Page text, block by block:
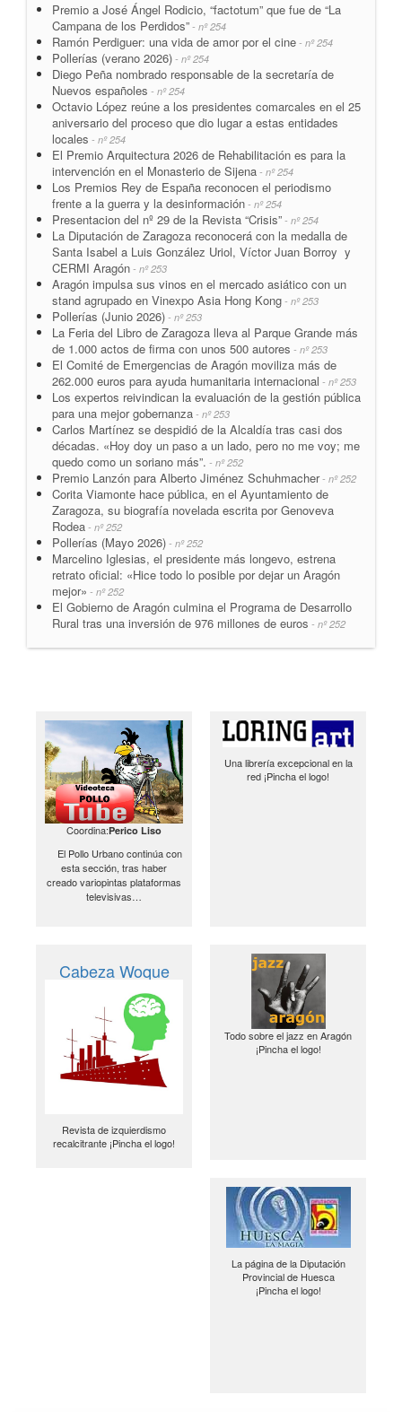
Premio a José Ángel Rodicio, “factotum” que fue de “La
Campana de los Perdidos” - nº 254
Ramón Perdiguer: una vida de amor por el cine - nº 254
Pollerías (verano 2026) - nº 254
Diego Peña nombrado responsable de la secretaría de
Nuevos españoles - nº 254
Octavio López reúne a los presidentes comarcales en el 25
aniversario del proceso que dio lugar a estas entidades
locales - nº 254
El Premio Arquitectura 2026 de Rehabilitación es para la
intervención en el Monasterio de Sijena - nº 254
Los Premios Rey de España reconocen el periodismo
frente a la guerra y la desinformación - nº 254
Presentacion del nº 29 de la Revista “Crisis” - nº 254
La Diputación de Zaragoza reconocerá con la medalla de
Santa Isabel a Luis González Uriol, Víctor Juan Borroy y
CERMI Aragón - nº 253
Aragón impulsa sus vinos en el mercado asiático con un
stand agrupado en Vinexpo Asia Hong Kong - nº 253
Pollerías (Junio 2026) - nº 253
La Feria del Libro de Zaragoza lleva al Parque Grande más
de 1.000 actos de firma con unos 500 autores - nº 253
El Comité de Emergencias de Aragón moviliza más de
262.000 euros para ayuda humanitaria internacional - nº 253
Los expertos reivindican la evaluación de la gestión pública
para una mejor gobernanza - nº 253
Carlos Martínez se despidió de la Alcaldía tras casi dos
décadas. «Hoy doy un paso a un lado, pero no me voy; me
quedo como un soriano más”. - nº 252
Premio Lanzón para Alberto Jiménez Schuhmacher- nº 252
Corita Viamonte hace pública, en el Ayuntamiento de
Zaragoza, su biografía novelada escrita por Genoveva
Rodea - nº 252
Pollerías (Mayo 2026) - nº 252
Marcelino Iglesias, el presidente más longevo, estrena
retrato oficial: «Hice todo lo posible por dejar un Aragón
mejor» - nº 252
El Gobierno de Aragón culmina el Programa de Desarrollo
Rural tras una inversión de 976 millones de euros - nº 252
Coordina:Perico Liso
El Pollo Urbano continúa con
esta sección, tras haber
creado variopintas plataformas
televisivas…
Una librería excepcional en la
red ¡Pincha el logo!
Cabeza Woque
Revista de izquierdismo
recalcitrante ¡Pincha el logo!
Todo sobre el jazz en Aragón
¡Pincha el logo!
La página de la Diputación
Provincial de Huesca
¡Pincha el logo!